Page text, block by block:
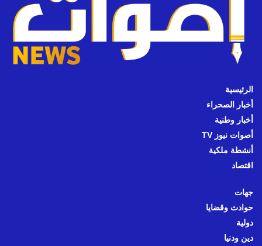
الرئيسية
أخبار الصحراء
أخبار وطنية
أصوات نيوز TV
أنشطة ملكية
اقتصاد
جهات
حوادث وقضايا
دولية
دين ودنيا